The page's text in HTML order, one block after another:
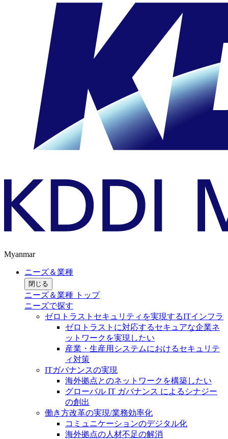
Myanmar
ニーズ＆業種
閉じる
ニーズ＆業種 トップ
ニーズで探す
ゼロトラストセキュリティを実現するITインフラ
ゼロトラストに対応するセキュアな企業ネ
ットワークを実現したい
産業・生産用システムにおけるセキュリテ
ィ対策
ITガバナンスの実現
海外拠点とのネットワークを構築したい
グローバル IT ガバナンス によるシナジー
の創出
働き方改革の実現/業務効率化
コミュニケーションのデジタル化
海外拠点の人材不足の解消